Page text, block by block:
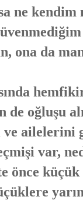
ne kendim
ona da
de oğluşu
ailelerini
var,
küçük